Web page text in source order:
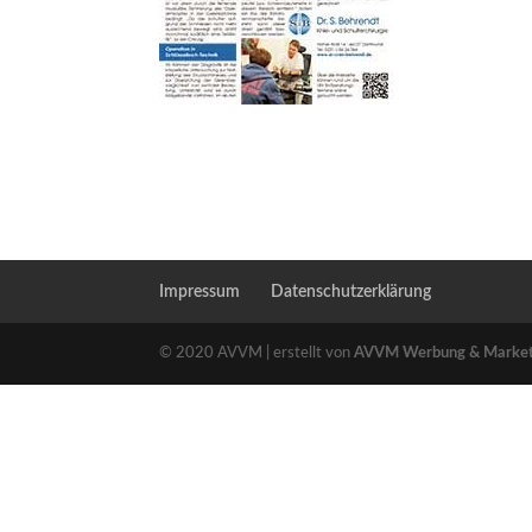
Impressum Datenschutzerklärung
© 2020 AVVM | erstellt vonAVVM Werbung &